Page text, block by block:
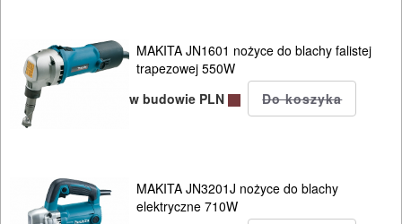
bruzdownice
lamelownice
MAKITA JN1601 nożyce do blachy falistej
trapezowej 550W
w budowie PLN
MAKITA JN3201J nożyce do blachy
elektryczne 710W